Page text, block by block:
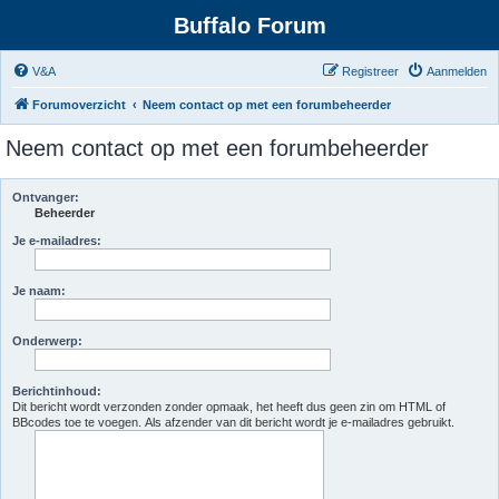
Buffalo Forum
V&A Aanmelden
Registreer
Forumoverzicht Neem contact op met een forumbeheerder
Neem contact op met een forumbeheerder
Ontvanger:
Beheerder
Je e-mailadres:
Je naam:
Onderwerp:
Berichtinhoud:
Dit bericht wordt verzonden zonder opmaak, het heeft dus geen zin om HTML of
BBcodes toe te voegen. Als afzender van dit bericht wordt je e-mailadres gebruikt.